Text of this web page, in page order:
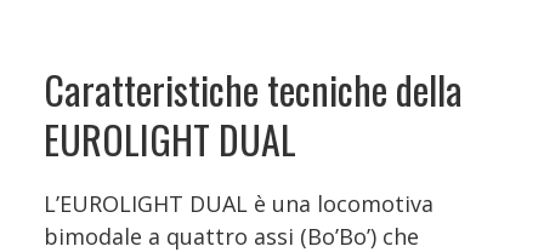
Caratteristiche tecniche della
EUROLIGHT DUAL
L’EUROLIGHT DUAL è una locomotiva
bimodale a quattro assi (Bo’Bo’) che